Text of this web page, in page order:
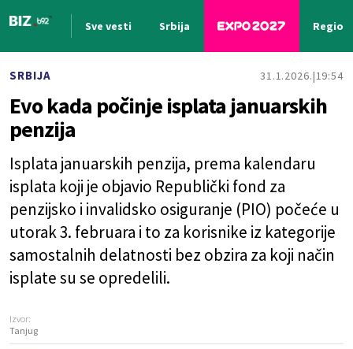
Sve vesti Srbija Region
SRBIJA 31.1.2026. 19:54
Evo kada počinje isplata januarskih
penzija
Isplata januarskih penzija, prema kalendaru
isplata koji je objavio Republički fond za
penzijsko i invalidsko osiguranje (PIO) počeće u
utorak 3. februara i to za korisnike iz kategorije
samostalnih delatnosti bez obzira za koji način
isplate su se opredelili.
Izvor:
Tanjug